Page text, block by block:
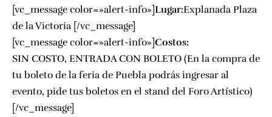
[vc_message color=»alert-info»]Lugar:Explanada Plaza
de la Victoria [/vc_message]
[vc_message color=»alert-info»]Costos:
SIN COSTO, ENTRADA CON BOLETO (En la compra de
tu boleto de la feria de Puebla podrás ingresar al
evento, pide tus boletos en el stand del Foro Artístico)
[/vc_message]